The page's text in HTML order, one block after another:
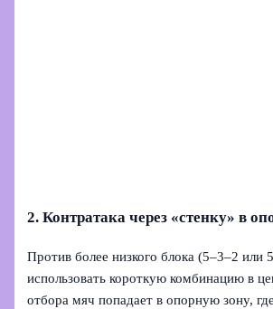
2. Контратака через «стенку» в
Против более низкого блока (5–3–2 или
использовать короткую комбинацию в
отбора мяч попадает в опорную зону,